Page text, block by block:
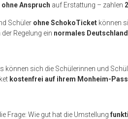
ohne Anspruch auf Erstattung – zahlen
Schüler ohne SchokoTicket können
Regelung ein normales
können sich die Schülerinnen und
kostenfrei auf ihrem Monheim-Pass
Frage: Wie gut hat die Umstellung